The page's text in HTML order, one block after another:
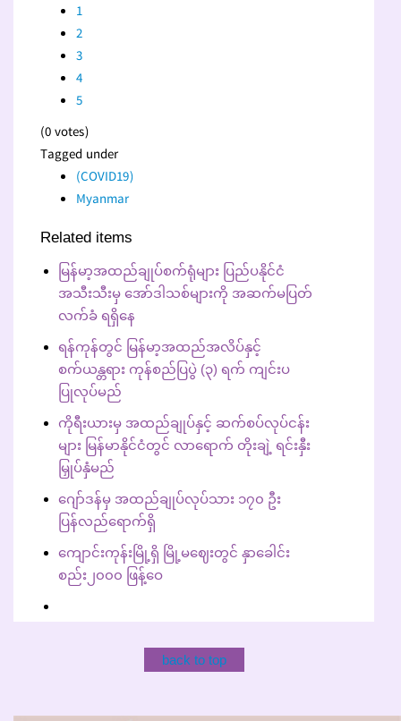
1
2
3
4
5
(0 votes)
Tagged under
(COVID19)
Myanmar
Related items
မြန်မာ့အထည်ချုပ်စက်ရုံများ ပြည်ပနိုင်ငံ
အသီးသီးမှ အော်ဒါသစ်များကို အဆက်မပြတ်
လက်ခံ ရရှိနေ
ရန်ကုန်တွင် မြန်မာ့အထည်အလိပ်နှင့်
စက်ယန္တရား ကုန်စည်ပြပွဲ (၃) ရက် ကျင်းပ
ပြုလုပ်မည်
ကိုရီးယားမှ အထည်ချုပ်နှင့် ဆက်စပ်လုပ်ငန်း
များ မြန်မာနိုင်ငံတွင် လာရောက် တိုးချဲ့ ရင်းနှီး
မြှုပ်နှံမည်
ဂျော်ဒန်မှ အထည်ချုပ်လုပ်သား ၁၇၀ ဦး
ပြန်လည်ရောက်ရှိ
ကျောင်းကုန်းမြို့ရှိ မြို့မဈေးတွင် နှာခေါင်း
စည်း၂၀၀၀ ဖြန့်ဝေ
back to top